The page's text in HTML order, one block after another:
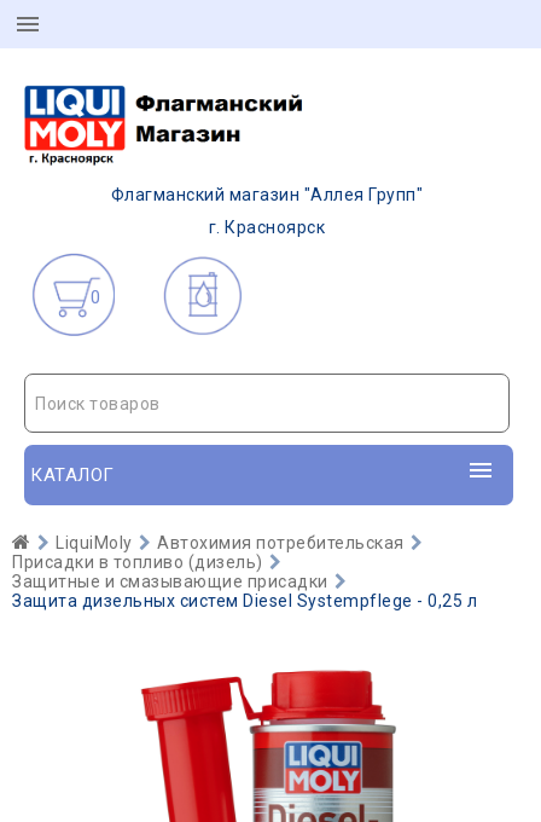
Флагманский магазин "Аллея Групп"
г. Красноярск
0
Поиск товаров
КАТАЛОГ
LiquiMoly
Автохимия потребительская
Присадки в топливо (дизель)
Защитные и смазывающие присадки
Защита дизельных систем Diesel Systempflege - 0,25 л